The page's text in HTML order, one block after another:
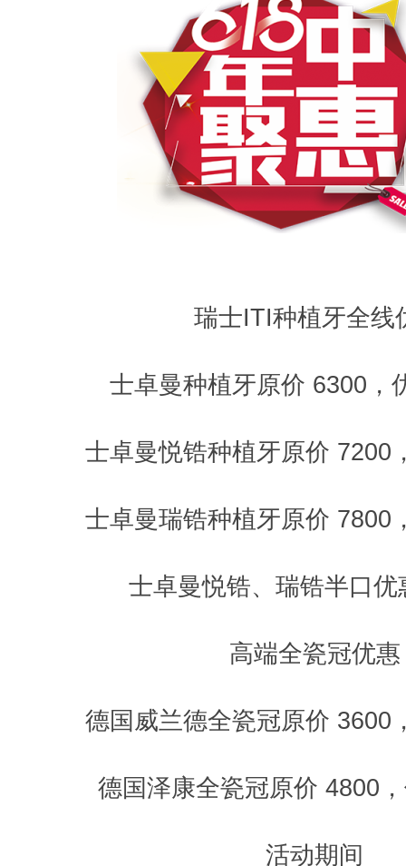
瑞士ITI种植牙全线
士卓曼种植牙原价 6300，
士卓曼悦锆种植牙原价 7200
士卓曼瑞锆种植牙原价 7800
士卓曼悦锆、瑞锆半口优
高端全瓷冠优惠
德国威兰德全瓷冠原价 3600
德国泽康全瓷冠原价 4800，
活动期间